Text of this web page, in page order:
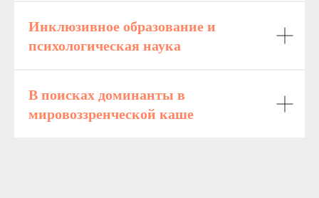
Инклюзивное образование и
психологическая наука
В поисках доминанты в
мировоззренческой каше